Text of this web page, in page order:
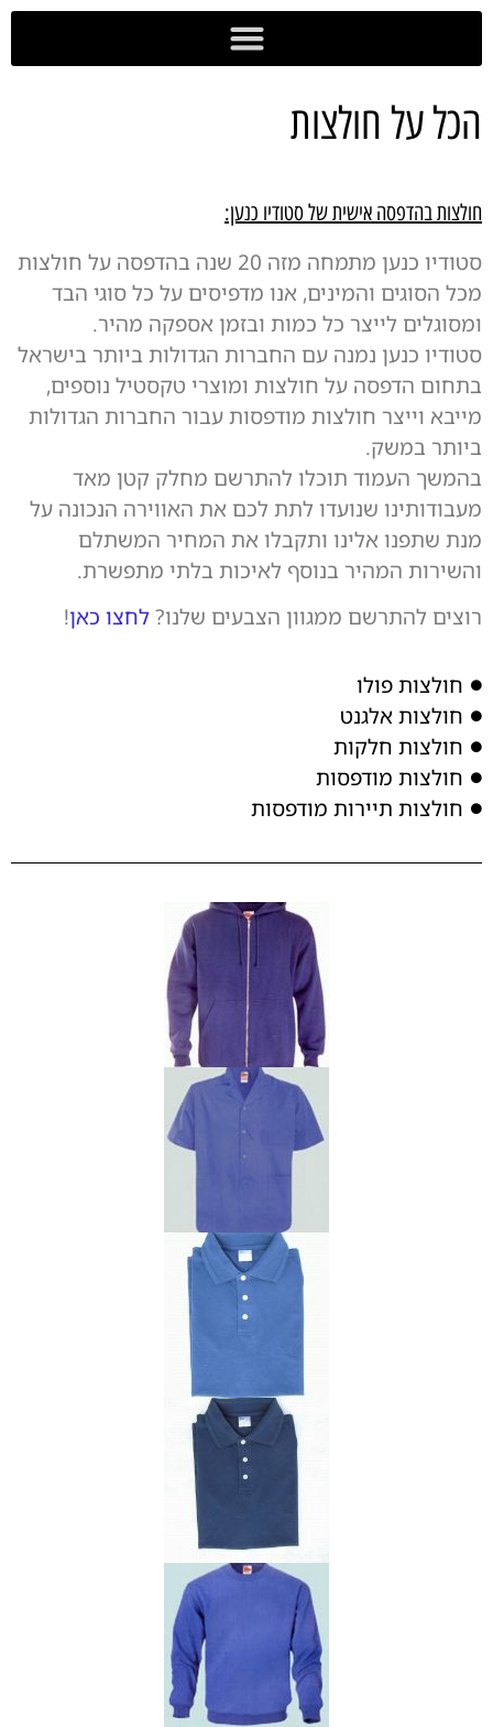
לתוכן
הכל על חולצות
חולצות בהדפסה אישית של סטודיו כנען:
סטודיו כנען מתמחה מזה 20 שנה בהדפסה על חולצות
מכל הסוגים והמינים, אנו מדפיסים על כל סוגי הבד
ומסוגלים לייצר כל כמות ובזמן אספקה מהיר.
סטודיו כנען נמנה עם החברות הגדולות ביותר בישראל
בתחום הדפסה על חולצות ומוצרי טקסטיל נוספים,
מייבא וייצר חולצות מודפסות עבור החברות הגדולות
ביותר במשק.
בהמשך העמוד תוכלו להתרשם מחלק קטן מאד
מעבודותינו שנועדו לתת לכם את האווירה הנכונה על
מנת שתפנו אלינו ותקבלו את המחיר המשתלם
והשירות המהיר בנוסף לאיכות בלתי מתפשרת.
רוצים להתרשם ממגוון הצבעים שלנו?לחצו כאן!
חולצות פולו
חולצות אלגנט
חולצות חלקות
חולצות מודפסות
חולצות תיירות מודפסות